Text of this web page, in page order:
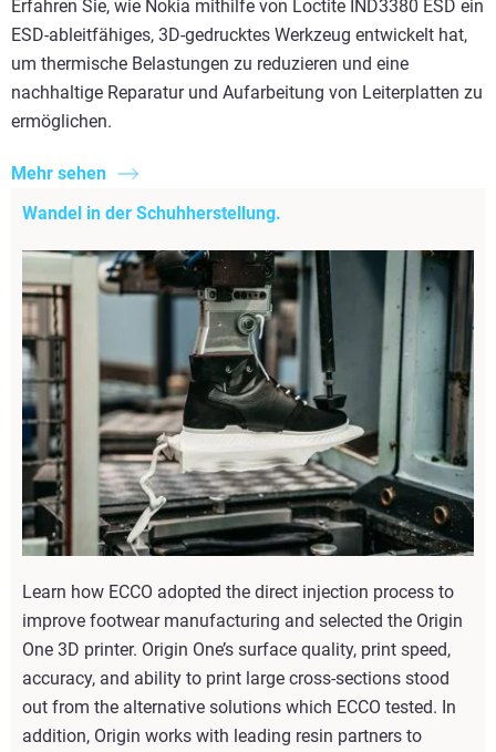
Erfahren Sie, wie Nokia mithilfe von Loctite IND3380 ESD ein
ESD-ableitfähiges, 3D-gedrucktes Werkzeug entwickelt hat,
um thermische Belastungen zu reduzieren und eine
nachhaltige Reparatur und Aufarbeitung von Leiterplatten zu
ermöglichen.
Mehr sehen
Wandel in der Schuhherstellung.
Learn how ECCO adopted the direct injection process to
improve footwear manufacturing and selected the Origin
One 3D printer. Origin One’s surface quality, print speed,
accuracy, and ability to print large cross-sections stood
out from the alternative solutions which ECCO tested. In
addition, Origin works with leading resin partners to